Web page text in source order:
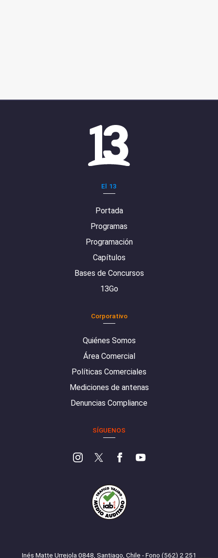
El 13
Portada
Programas
Programación
Capítulos
Bases de Concursos
13Go
Corporativo
Quiénes Somos
Área Comercial
Políticas Comerciales
Mediciones de antenas
Denuncias Compliance
SÍGUENOS
Inés Matte Urrejola 0848, Santiago, Chile - Fono (562) 2 251